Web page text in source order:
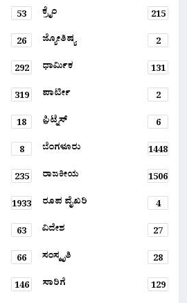
53 ಕ್ರೈಂ
215
26 ಜ್ಯೋತಿಷ್ಯ
2
292 ಧಾರ್ಮಿಕ
131
319 ಪಾರ್ಟೀ
2
18 ಫ಼ಿಟ್ನೆಸ್
6
8 ಬೆಂಗಳೂರು
1448
235 ರಾಜಕೀಯ
1506
1933 ರೂಪ ವೈಖರಿ
4
63 ವಿದೇಶ
27
66 ಸಂಸ್ಕೃತಿ
28
146 ಸಾರಿಗೆ
129